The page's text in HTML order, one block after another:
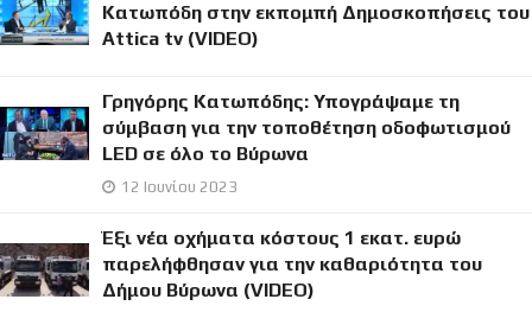
Κατωπόδη στην εκπομπή Δημοσκοπήσεις του
Attica tv (VIDEO)
Γρηγόρης Κατωπόδης: Υπογράψαμε τη
σύμβαση για την τοποθέτηση οδοφωτισμού
LED σε όλο το Βύρωνα
12 Ιουνίου 2023
Έξι νέα οχήματα κόστους 1 εκατ. ευρώ
παρελήφθησαν για την καθαριότητα του
Δήμου Βύρωνα (VIDEO)